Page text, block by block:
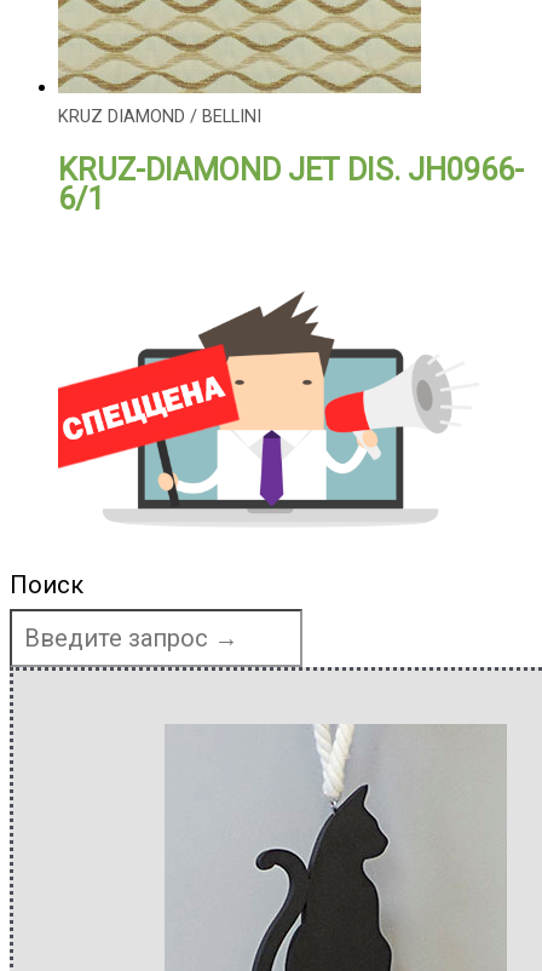
KRUZ DIAMOND / BELLINI
KRUZ-DIAMOND JET DIS. JH0966-
6/1
Поиск